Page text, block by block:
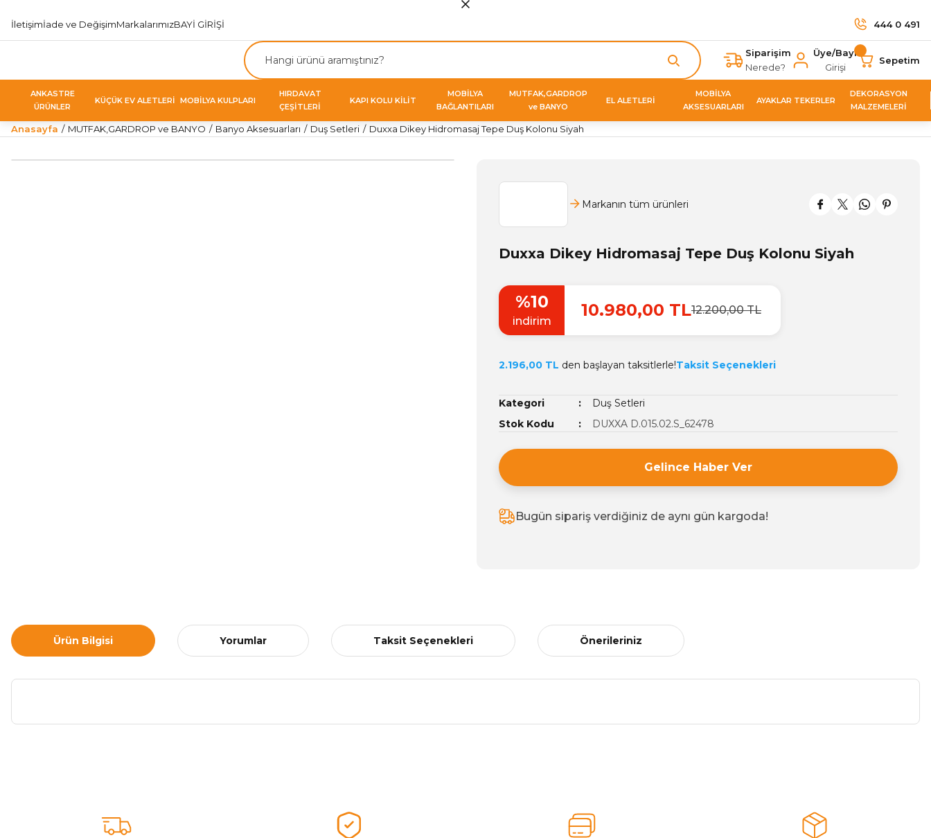
İletişimİade ve DeğişimMarkalarımızBAYİ GİRİŞİ 444 0 491
Siparişim
Nerede?
Üye/Bayi
Girişi
Sepetim
ANKASTRE
ÜRÜNLER
KÜÇÜK EV ALETLERİ MOBİLYA KULPLARI
HIRDAVAT
ÇEŞİTLERİ
KAPI KOLU KİLİT
MOBİLYA
BAĞLANTILARI
MUTFAK,GARDROP
ve BANYO
EL ALETLERİ
MOBİLYA
AKSESUARLARI
AYAKLAR TEKERLER
DEKORASYON
MALZEMELERİ
Anasayfa MUTFAK,GARDROP ve BANYO Banyo Aksesuarları Duş Setleri Duxxa Dikey Hidromasaj Tepe Duş Kolonu Siyah
Markanın tüm ürünleri
Duxxa Dikey Hidromasaj Tepe Duş Kolonu Siyah
%10
indirim
10.980,00 TL12.200,00 TL
2.196,00 TL den başlayan taksitlerle!Taksit Seçenekleri
Kategori
Duş Setleri
Stok Kodu
DUXXA D.015.02.S_62478
Gelince Haber Ver
Bugün sipariş verdiğiniz de aynı gün kargoda!
Ürün Bilgisi Yorumlar Taksit Seçenekleri Önerileriniz
Ürün açıklamasında eksik bilgiler bulunuyor.